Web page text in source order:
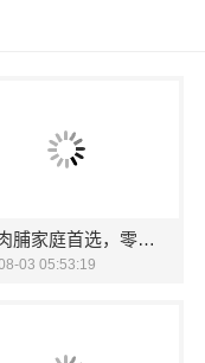
爆款肉脯家庭首选，零食大明星品质之选
03 05:53:19